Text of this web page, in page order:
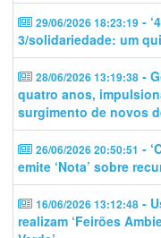
29/06/2026 18:23:19 -
3/solidariedade: um
28/06/2026 13:19:38 -
quatro anos,
surgimento de novos
26/06/2026 20:50:51 -
emite ‘Nota’ sobre
16/06/2026 13:12:48 -
realizam ‘Feirões